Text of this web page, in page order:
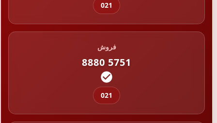
021
فروش
8880 5751
021